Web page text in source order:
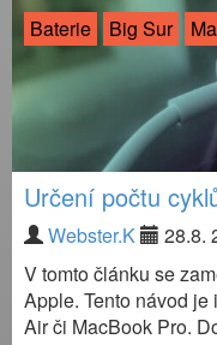
Baterie Big Sur
Určení počtu
Webster.K 28.8.
V tomto článku se
Apple. Tento návod
Air či MacBook Pro.